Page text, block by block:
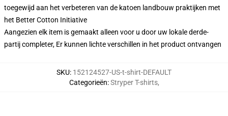
toegewijd aan het verbeteren van de katoen landbouw praktijken met
het Better Cotton Initiative
Aangezien elk item is gemaakt alleen voor u door uw lokale derde-
partij completer, Er kunnen lichte verschillen in het product ontvangen
SKU: 152124527-US-t-shirt-DEFAULT
Categorieën:Stryper T-shirts,